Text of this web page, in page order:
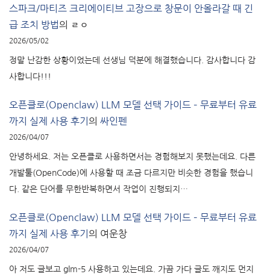
스파크/마티즈 크리에이티브 고장으로 창문이 안올라갈 때 긴
급 조치 방법의 ㄹㅇ
2026/05/02
정말 난감한 상황이었는데 선생님 덕분에 해결했습니다. 감사합니다 감
사합니다!!!
오픈클로(Openclaw) LLM 모델 선택 가이드 – 무료부터 유료
까지 실제 사용 후기 의 싸인펜
2026/04/07
안녕하세요. 저는 오픈클로 사용하면서는 경험해보지 못했는데요. 다른
개발툴(OpenCode)에 사용할 때 조금 다르지만 비슷한 경험을 했습니
다. 같은 단어를 무한반복하면서 작업이 진행되지…
오픈클로(Openclaw) LLM 모델 선택 가이드 – 무료부터 유료
까지 실제 사용 후기 의 여운창
2026/04/07
아 저도 글보고 glm-5 사용하고 있는데요. 가끔 가다 글도 깨지도 먼지